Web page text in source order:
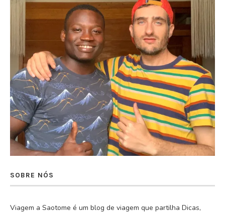
SOBRE NÓS
Viagem a Saotome é um blog de viagem que partilha Dicas,